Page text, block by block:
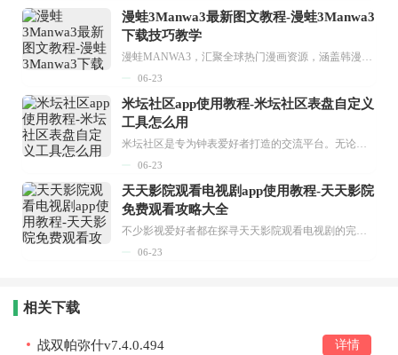
漫蛙3Manwa3最新图文教程-漫蛙3Manwa3
下载技巧教学
漫蛙MANWA3，汇聚全球热门漫画资源，涵盖韩漫、欧美漫画、国漫等多种类型，题材丰富多样，全方位满足用户阅读喜好。它不仅是阅读平台，更是创作平台，为广大用户打造零门槛创作环境。...
06-23
米坛社区app使用教程-米坛社区表盘自定义
工具怎么用
米坛社区是专为钟表爱好者打造的交流平台。无论你是初涉钟表领域的普通爱好者，还是拥有多年收藏经验的资深玩家，都能在此找到属于自己的天地。 无需注册，就能轻松参与其中。通过专业的讨论论坛与丰富的交互功能，你可与世界各地的钟表爱好者畅快交流。若你钟情于钟表，米坛社区无疑是值得一试的理想之选。在这里，你能获取最新的手表资讯，交流见解，提升鉴赏品味，让每一块手表都成为收藏故事中重要的一部分。感兴趣的朋友，不要错过下载机会。...
06-23
天天影院观看电视剧app使用教程-天天影院
免费观看攻略大全
不少影视爱好者都在探寻天天影院观看电视剧的完整方法，结合最新平台使用规则，本篇新手入门攻略全面讲解观看渠道、检索流程、播放设置以及画面模式调整等实用内容。全文适配手机、电脑等主流设备，步骤简洁易懂，无论是初次使用的新手，还是想要优化观影体验的用户，都能参照内容快速上手，熟练掌握平台各项操作技巧，轻松畅享影视内容。...
06-23
相关下载
战双帕弥什v7.4.0.494 详情